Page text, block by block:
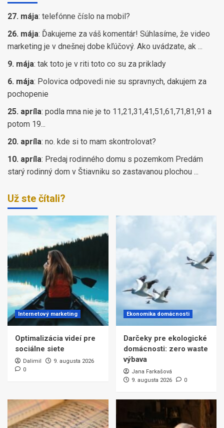
27. mája: telefónne číslo na mobil?
26. mája: Ďakujeme za váš komentár! Súhlasíme, že video
marketing je v dnešnej dobe kľúčový. Ako uvádzate, ak ...
9. mája: tak toto je v riti toto co su za priklady
6. mája: Polovica odpovedi nie su spravnych, dakujem za
pochopenie
25. apríla: podla mna nie je to 11,21,31,41,51,61,71,81,91 a
potom 19...
20. apríla: no. kde si to mam skontrolovat?
10. apríla: Predaj rodinného domu s pozemkom Predám
starý rodinný dom v Štiavniku so zastavanou plochou ...
Už ste čítali?
Internetový marketing
Optimalizácia videí pre
sociálne siete
Dalimil
9. augusta 2026
0
Ekonomika domácnosti
Darčeky pre ekologické
domácnosti: zero waste
výbava
Jana Farkašová
9. augusta 2026
0